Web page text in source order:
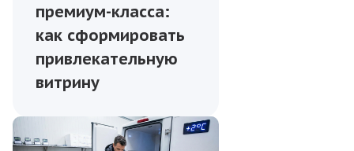
премиум-класса:
как сформировать
привлекательную
витрину